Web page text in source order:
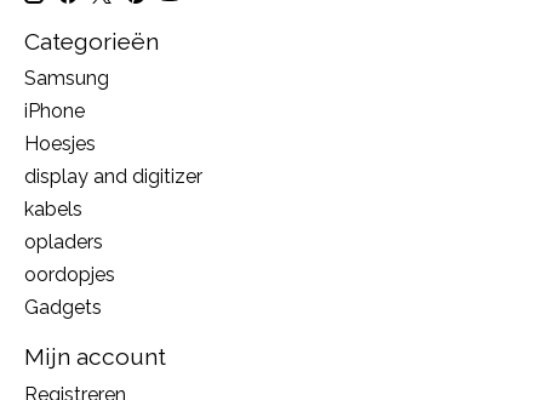
Categorieën
Samsung
iPhone
Hoesjes
display and digitizer
kabels
opladers
oordopjes
Gadgets
Mijn account
Registreren